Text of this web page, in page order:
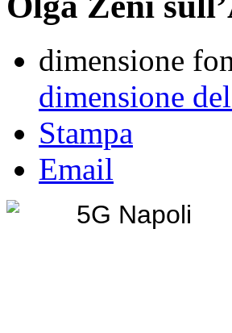
dimensione
dimensione
Stampa
Email